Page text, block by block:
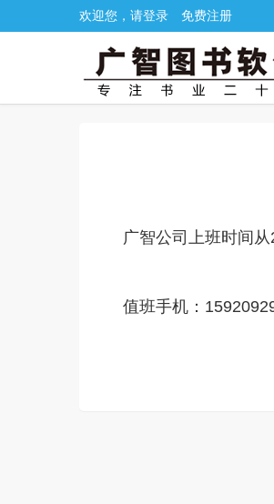
欢迎您，请登录 免费注册
广智公司上班时间
值班手机：